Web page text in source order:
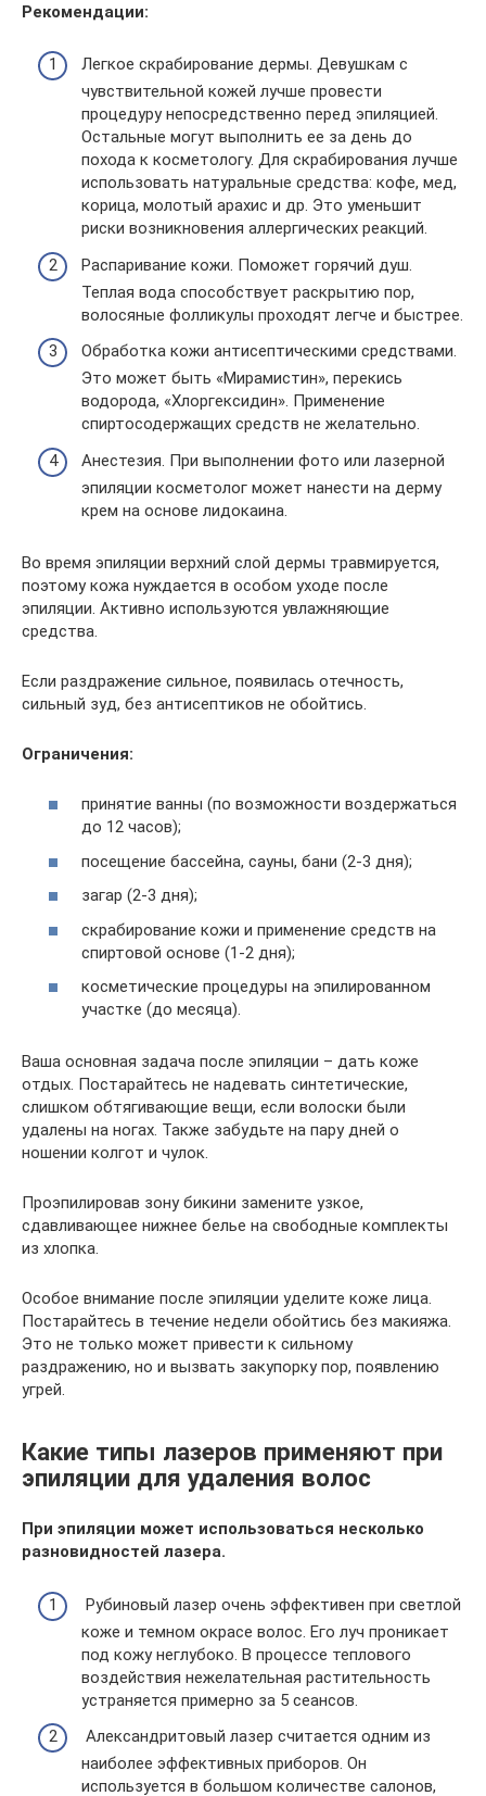
Рекомендации:
Легкое скрабирование дермы. Девушкам с
чувствительной кожей лучше провести
процедуру непосредственно перед эпиляцией.
Остальные могут выполнить ее за день до
похода к косметологу. Для скрабирования лучше
использовать натуральные средства: кофе, мед,
корица, молотый арахис и др. Это уменьшит
риски возникновения аллергических реакций.
Распаривание кожи. Поможет горячий душ.
Теплая вода способствует раскрытию пор,
волосяные фолликулы проходят легче и быстрее.
Обработка кожи антисептическими средствами.
Это может быть «Мирамистин», перекись
водорода, «Хлоргексидин». Применение
спиртосодержащих средств не желательно.
Анестезия. При выполнении фото или лазерной
эпиляции косметолог может нанести на дерму
крем на основе лидокаина.
Во время эпиляции верхний слой дермы травмируется,
поэтому кожа нуждается в особом уходе после
эпиляции. Активно используются увлажняющие
средства.
Если раздражение сильное, появилась отечность,
сильный зуд, без антисептиков не обойтись.
Ограничения:
принятие ванны (по возможности воздержаться
до 12 часов);
посещение бассейна, сауны, бани (2-3 дня);
загар (2-3 дня);
скрабирование кожи и применение средств на
спиртовой основе (1-2 дня);
косметические процедуры на эпилированном
участке (до месяца).
Ваша основная задача после эпиляции – дать коже
отдых. Постарайтесь не надевать синтетические,
слишком обтягивающие вещи, если волоски были
удалены на ногах. Также забудьте на пару дней о
ношении колгот и чулок.
Проэпилировав зону бикини замените узкое,
сдавливающее нижнее белье на свободные комплекты
из хлопка.
Особое внимание после эпиляции уделите коже лица.
Постарайтесь в течение недели обойтись без макияжа.
Это не только может привести к сильному
раздражению, но и вызвать закупорку пор, появлению
угрей.
Какие типы лазеров применяют при
эпиляции для удаления волос
При эпиляции может использоваться несколько
разновидностей лазера.
Рубиновый лазер очень эффективен при светлой
коже и темном окрасе волос. Его луч проникает
под кожу неглубоко. В процессе теплового
воздействия нежелательная растительность
устраняется примерно за 5 сеансов.
Александритовый лазер считается одним из
наиболее эффективных приборов. Он
используется в большом количестве салонов,